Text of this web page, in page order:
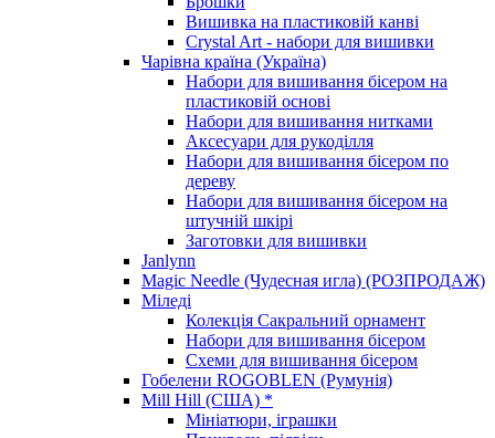
Вишивка на пластиковій канві
Crystal Art - набори для вишивки
Чарівна країна (Україна)
Набори для вишивання бісером на
пластиковій основі
Набори для вишивання нитками
Аксесуари для рукоділля
Набори для вишивання бісером по
дереву
Набори для вишивання бісером на
штучній шкірі
Заготовки для вишивки
Janlynn
Magic Needle (Чудесная игла) (РОЗПРОДАЖ)
Міледі
Колекція Сакральний орнамент
Набори для вишивання бісером
Схеми для вишивання бісером
Гобелени ROGOBLEN (Румунія)
Mill Hill (США) *
Мініатюри, іграшки